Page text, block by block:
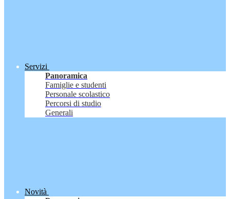
Servizi
Panoramica
Famiglie e studenti
Personale scolastico
Percorsi di studio
Generali
Novità